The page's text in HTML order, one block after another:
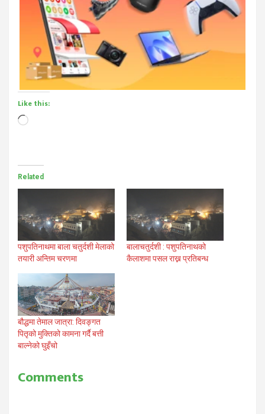
Like this:
Loading…
Related
पशुपतिनाथमा बाला चतुर्दशी मेलाको
तयारी अन्तिम चरणमा
बालाचतुर्दशी : पशुपतिनाथको
कैलाशमा पसल राख्न प्रतिबन्ध
बौद्धमा तेमाल जात्रा: दिवङ्गत
पितृको मुक्तिको कामना गर्दै बत्ती
बाल्नेको घुइँचो
Comments